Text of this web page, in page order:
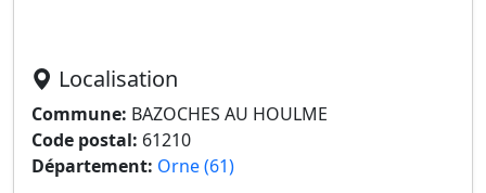
Localisation
Commune: BAZOCHES AU HOULME
Code postal: 61210
Département: Orne (61)